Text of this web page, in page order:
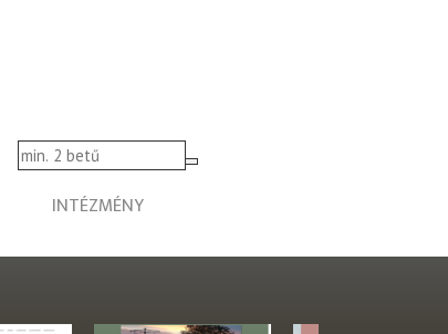
INTÉZMÉNY